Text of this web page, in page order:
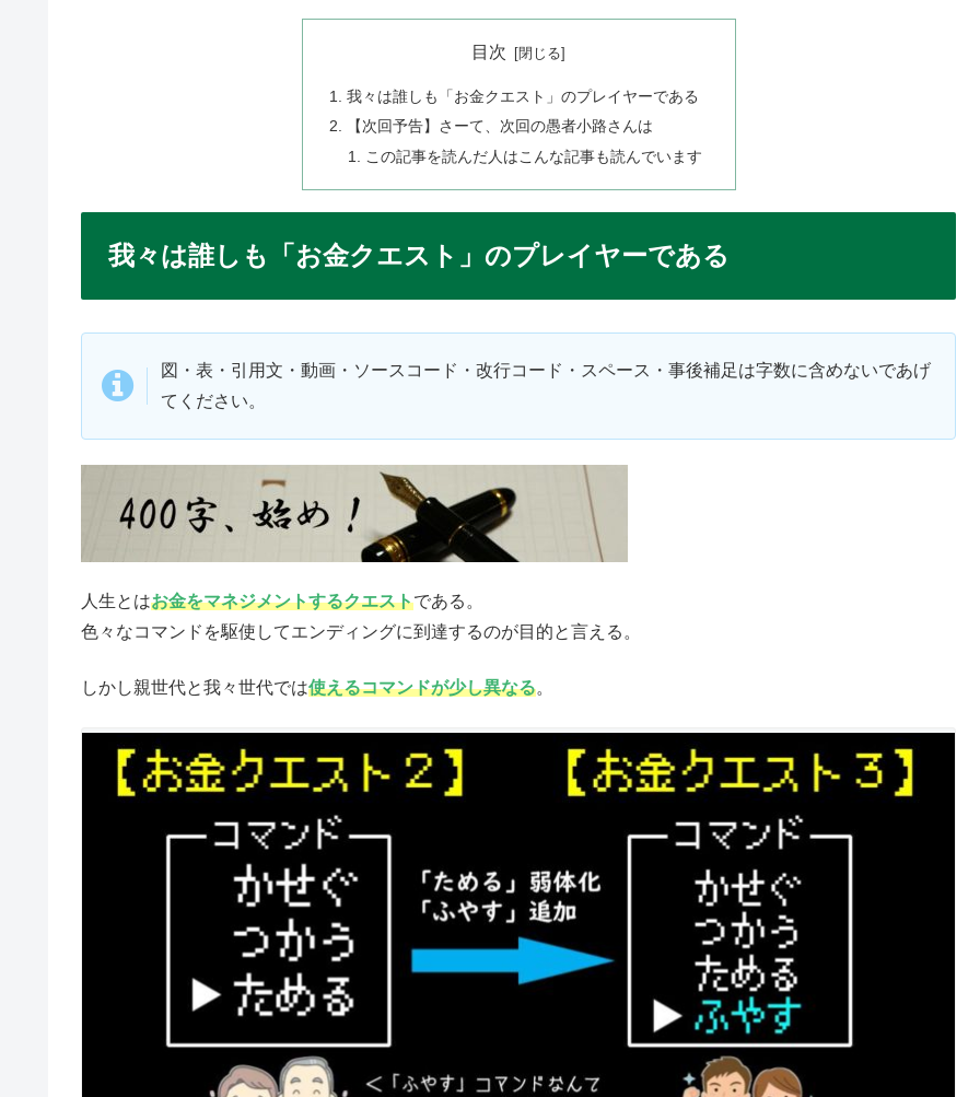
目次
我々は誰しも「お金クエスト」のプレイヤーである
【次回予告】さーて、次回の愚者小路さんは
この記事を読んだ人はこんな記事も読んでいます
我々は誰しも「お金クエスト」のプレイヤーである
図・表・引用文・動画・ソースコード・改行コード・スペース・事後補足は字数に含めないであげ
てください。
人生とはお金をマネジメントするクエストである。
色々なコマンドを駆使してエンディングに到達するのが目的と言える。
しかし親世代と我々世代では使えるコマンドが少し異なる。